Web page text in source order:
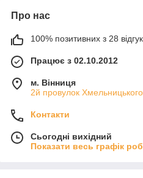
Про нас
100% позитивних з 28
Працює з 02.10.2012
м. Вінниця
2й провулок
Контакти
Сьогодні вихідний
Показати весь графік